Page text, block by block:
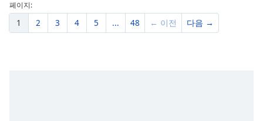
페이지:
1 2 3 4 5 ... 48 ← 이전 다음 →